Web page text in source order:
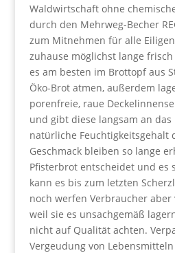
Waldwirtschaft ohne
durch den Mehrweg-Becher
zum Mitnehmen für alle
zuhause möglichst lange
es am besten im Brottopf aus
Öko-Brot atmen, außerdem
porenfreie, raue
und gibt diese langsam an das
natürliche Feuchtigkeitsgehalt
Geschmack bleiben so lange
Pfisterbrot entscheidet und es
kann es bis zum letzten
noch werfen Verbraucher aber
weil sie es unsachgemäß
nicht auf Qualität achten.
Vergeudung von